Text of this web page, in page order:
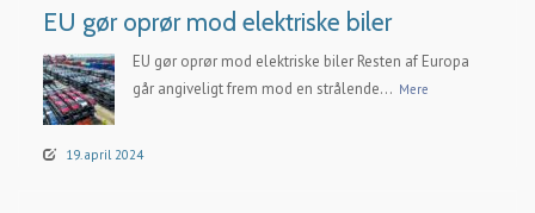
EU gør oprør mod elektriske biler
EU gør oprør mod elektriske biler Resten af Europa
går angiveligt frem mod en strålende... Mere
19. april 2024